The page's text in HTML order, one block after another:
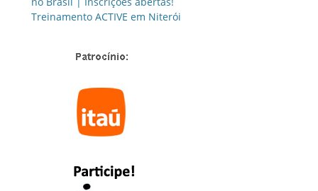
Treinamento ACTIVE em Niterói